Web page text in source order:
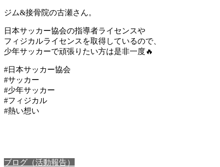
ジム&接骨院の古瀬さん。
日本サッカー協会の指導者ライセンスや
フィジカルライセンスを取得しているので、
少年サッカーで頑張りたい方は是非一度🔥
#日本サッカー協会
#サッカー
#少年サッカー
#フィジカル
#熱い想い
ブログ（活動報告）